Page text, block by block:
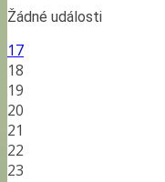
Žádné události
17
18
19
20
21
22
23